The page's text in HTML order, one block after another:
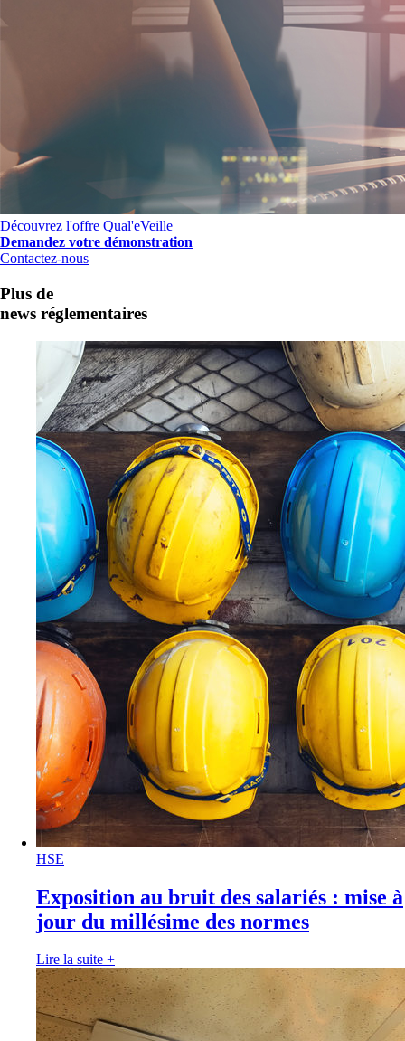
Découvrez l'offre Qual'eVeille
Demandez votre démonstration
Contactez-nous
Plus de
news réglementaires
HSE
Exposition au bruit des salariés : mise à
jour du millésime des normes
Lire la suite +